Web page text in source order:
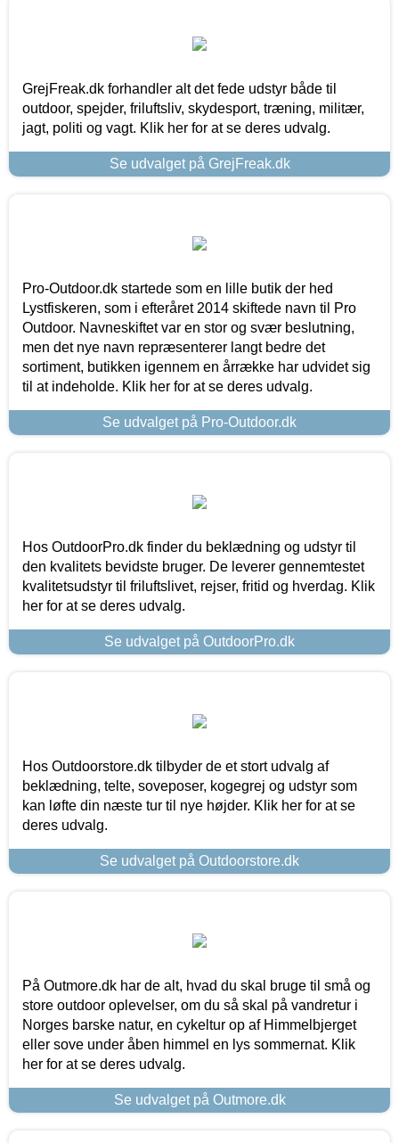
GrejFreak.dk forhandler alt det fede udstyr både til
outdoor, spejder, friluftsliv, skydesport, træning, militær,
jagt, politi og vagt. Klik her for at se deres udvalg.
Se udvalget på GrejFreak.dk
Pro-Outdoor.dk startede som en lille butik der hed
Lystfiskeren, som i efteråret 2014 skiftede navn til Pro
Outdoor. Navneskiftet var en stor og svær beslutning,
men det nye navn repræsenterer langt bedre det
sortiment, butikken igennem en årrække har udvidet sig
til at indeholde. Klik her for at se deres udvalg.
Se udvalget på Pro-Outdoor.dk
Hos OutdoorPro.dk finder du beklædning og udstyr til
den kvalitets bevidste bruger. De leverer gennemtestet
kvalitetsudstyr til friluftslivet, rejser, fritid og hverdag. Klik
her for at se deres udvalg.
Se udvalget på OutdoorPro.dk
Hos Outdoorstore.dk tilbyder de et stort udvalg af
beklædning, telte, soveposer, kogegrej og udstyr som
kan løfte din næste tur til nye højder. Klik her for at se
deres udvalg.
Se udvalget på Outdoorstore.dk
På Outmore.dk har de alt, hvad du skal bruge til små og
store outdoor oplevelser, om du så skal på vandretur i
Norges barske natur, en cykeltur op af Himmelbjerget
eller sove under åben himmel en lys sommernat. Klik
her for at se deres udvalg.
Se udvalget på Outmore.dk